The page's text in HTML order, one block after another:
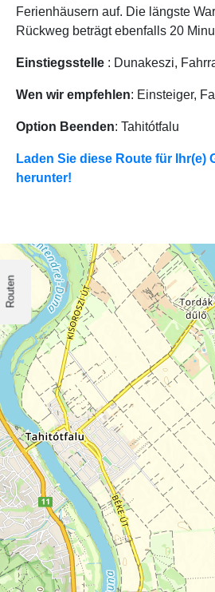
Ferienhäusern auf. Die längste
Rückweg beträgt ebenfalls 20
Einstiegsstelle : Dunakeszi,
Wen wir empfehlen: Einsteiger,
Option Beenden: Tahitótfalu
Laden Sie diese Route für Ihr(e)
herunter!
Routen